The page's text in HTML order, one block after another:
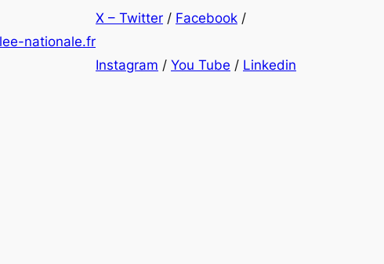
nationale.fr
X – Twitter / Facebook /
Instagram / You Tube / Linkedin